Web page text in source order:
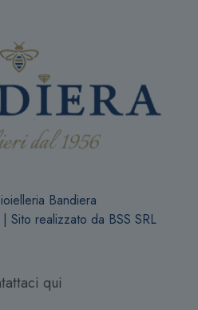
Bandiera
Sito realizzato da BSS SRL
qui